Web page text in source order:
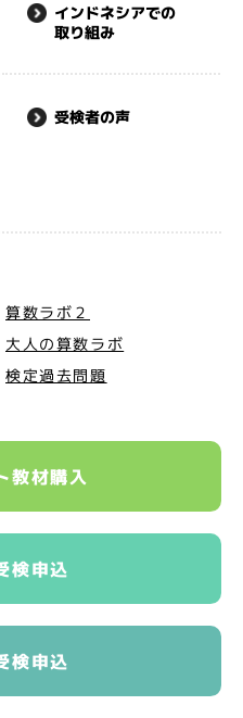
インドネシアでの
取り組み
受検者の声
算数ラボ２
大人の算数ラボ
検定過去問題
教材購入
検申込
検申込